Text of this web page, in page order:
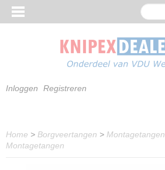
Inloggen Registreren
Home > Borgveertangen > Montagetangen
Montagetangen